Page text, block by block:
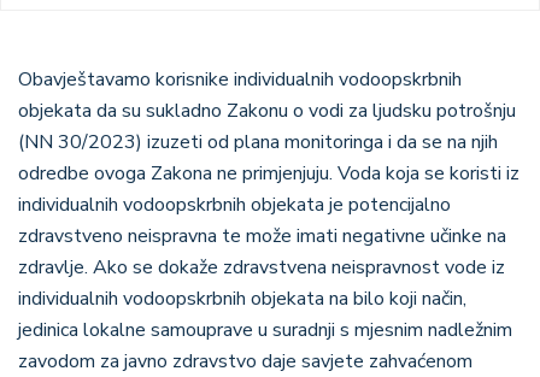
Obavještavamo korisnike individualnih vodoopskrbnih
objekata da su sukladno Zakonu o vodi za ljudsku potrošnju
(NN 30/2023) izuzeti od plana monitoringa i da se na njih
odredbe ovoga Zakona ne primjenjuju. Voda koja se koristi iz
individualnih vodoopskrbnih objekata je potencijalno
zdravstveno neispravna te može imati negativne učinke na
zdravlje. Ako se dokaže zdravstvena neispravnost vode iz
individualnih vodoopskrbnih objekata na bilo koji način,
jedinica lokalne samouprave u suradnji s mjesnim nadležnim
zavodom za javno zdravstvo daje savjete zahvaćenom